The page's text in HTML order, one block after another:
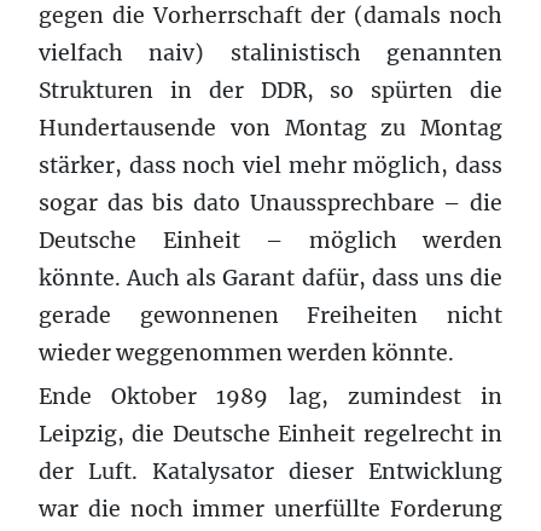
gegen die Vorherrschaft der (damals noch
vielfach naiv) stalinistisch genannten
Strukturen in der DDR, so spürten die
Hundertausende von Montag zu Montag
stärker, dass noch viel mehr möglich, dass
sogar das bis dato Unaussprechbare – die
Deutsche Einheit – möglich werden
könnte. Auch als Garant dafür, dass uns die
gerade gewonnenen Freiheiten nicht
wieder weggenommen werden könnte.
Ende Oktober 1989 lag, zumindest in
Leipzig, die Deutsche Einheit regelrecht in
der Luft. Katalysator dieser Entwicklung
war die noch immer unerfüllte Forderung